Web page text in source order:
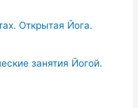
Открытая Йога.
занятия Йогой.